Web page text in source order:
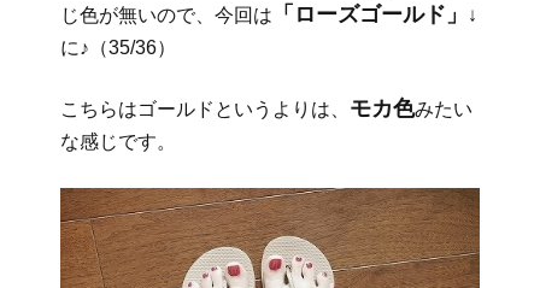
じ色が無いので、今回は
「ローズゴールド」
↓
に♪（35/36）
こちらはゴールドというよりは、 モカ色みたい
な感じです。